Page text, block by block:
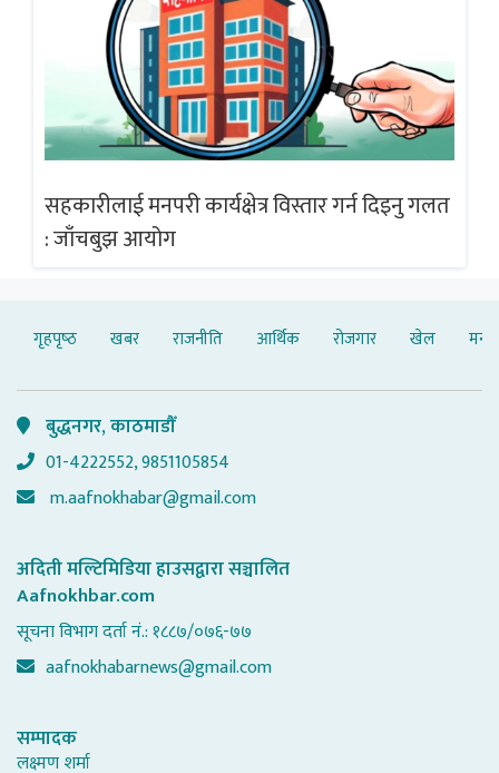
सहकारीलाई मनपरी कार्यक्षेत्र विस्तार गर्न दिइनु गलत
: जाँचबुझ आयोग
गृहपृष्‍ठ खबर राजनीति आर्थिक रोजगार खेल
बुद्धनगर, काठमाडौँ
01-4222552, 9851105854
m.aafnokhabar@gmail.com
अदिती मल्टिमिडिया हाउसद्वारा सञ्चालित
Aafnokhbar.com
सूचना विभाग दर्ता नं.: १८८७/०७६-७७
aafnokhabarnews@gmail.com
सम्पादक
लक्ष्मण शर्मा